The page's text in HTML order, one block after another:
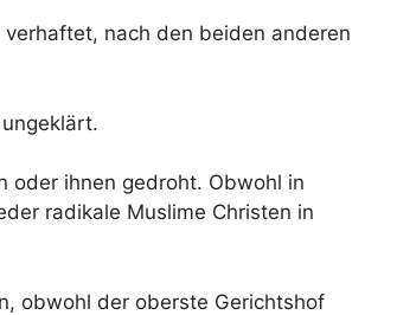
nach den beiden anderen
oder ihnen gedroht. Obwohl in
radikale Muslime Christen in
obwohl der oberste Gerichtshof